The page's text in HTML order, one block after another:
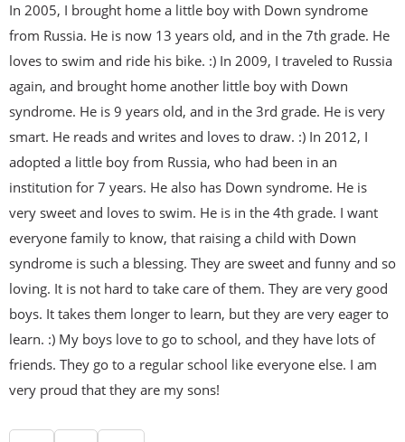
In 2005, I brought home a little boy with Down syndrome
from Russia. He is now 13 years old, and in the 7th grade. He
loves to swim and ride his bike. :) In 2009, I traveled to Russia
again, and brought home another little boy with Down
syndrome. He is 9 years old, and in the 3rd grade. He is very
smart. He reads and writes and loves to draw. :) In 2012, I
adopted a little boy from Russia, who had been in an
institution for 7 years. He also has Down syndrome. He is
very sweet and loves to swim. He is in the 4th grade. I want
everyone family to know, that raising a child with Down
syndrome is such a blessing. They are sweet and funny and so
loving. It is not hard to take care of them. They are very good
boys. It takes them longer to learn, but they are very eager to
learn. :) My boys love to go to school, and they have lots of
friends. They go to a regular school like everyone else. I am
very proud that they are my sons!